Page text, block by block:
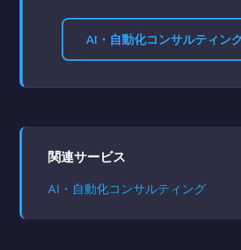
AI・自動化コンサルティン
関連サービス
AI・自動化コンサルティング